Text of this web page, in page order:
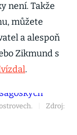
není. Takže
můžete
a alespoň
Zikmund s
.
Zdroj: